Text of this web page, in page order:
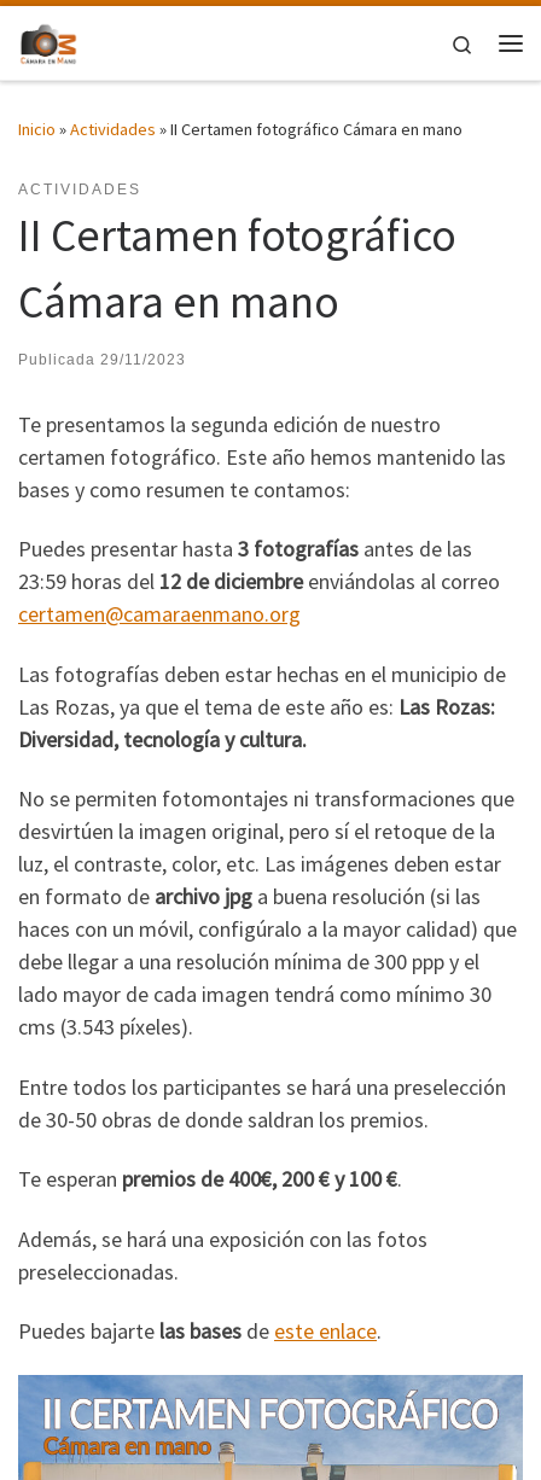
Saltar al contenido
Search
Inicio »Actividades »II Certamen fotográfico Cámara en mano
ACTIVIDADES
II Certamen fotográfico
Cámara en mano
Publicada 29/11/2023
Te presentamos la segunda edición de nuestro
certamen fotográfico. Este año hemos mantenido las
bases y como resumen te contamos:
Puedes presentar hasta 3 fotografías antes de las
23:59 horas del 12 de diciembreenviándolas al correo
certamen@camaraenmano.org
Las fotografías deben estar hechas en el municipio de
Las Rozas, ya que el tema de este año es: Las Rozas:
Diversidad, tecnología y cultura.
No se permiten fotomontajes ni transformaciones que
desvirtúen la imagen original, pero sí el retoque de la
luz, el contraste, color, etc. Las imágenes deben estar
en formato de archivo jpg a buena resolución (si las
haces con un móvil, configúralo a la mayor calidad) que
debe llegar a una resolución mínima de 300 ppp y el
lado mayor de cada imagen tendrá como mínimo 30
cms (3.543 píxeles).
Entre todos los participantes se hará una preselección
de 30-50 obras de donde saldran los premios.
Te esperan premios de 400€, 200 € y 100 €.
Además, se hará una exposición con las fotos
preseleccionadas.
Puedes bajarte las bases de este enlace.